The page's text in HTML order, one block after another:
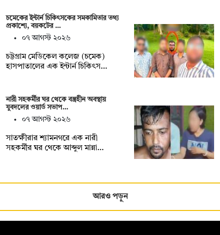
চমেকের ইন্টার্ন চিকিৎসকের সমকামিতার তথ্য
প্রকাশ্যে, বয়কটের …
০৭ আগস্ট ২০২৬
চট্টগ্রাম মেডিকেল কলেজ (চমেক)
হাসপাতালের এক ইন্টার্ন চিকিৎস…
নারী সহকর্মীর ঘর থেকে বস্ত্রহীন অবস্থায়
যুবদলের ওয়ার্ড সভাপ…
০৭ আগস্ট ২০২৬
সাতক্ষীরার শ্যামনগরে এক নারী
সহকর্মীর ঘর থেকে আব্দুল মান্না…
আরও পড়ুন